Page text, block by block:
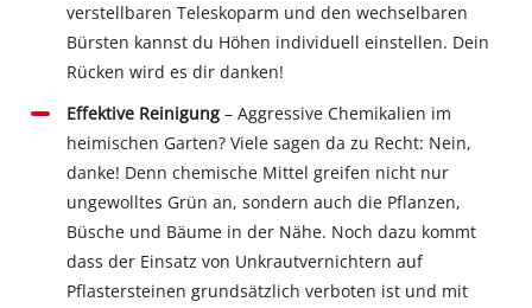
verstellbaren Teleskoparm und den wechselbaren
Bürsten kannst du Höhen individuell einstellen. Dein
Rücken wird es dir danken!
Effektive Reinigung – Aggressive Chemikalien im
heimischen Garten? Viele sagen da zu Recht: Nein,
danke! Denn chemische Mittel greifen nicht nur
ungewolltes Grün an, sondern auch die Pflanzen,
Büsche und Bäume in der Nähe. Noch dazu kommt
dass der Einsatz von Unkrautvernichtern auf
Pflastersteinen grundsätzlich verboten ist und mit